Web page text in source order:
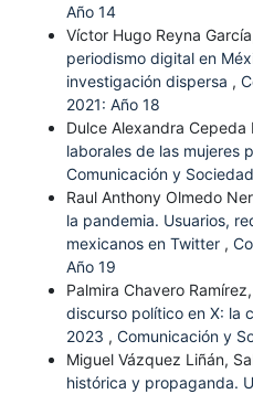
Año 14
Víctor Hugo Reyna
periodismo digital en
investigación dispersa ,
2021: Año 18
Dulce Alexandra Cepeda
laborales de las mujeres
Comunicación y
Raul Anthony Olmedo
la pandemia. Usuarios,
mexicanos en Twitter ,
Año 19
Palmira Chavero Ramírez,
discurso político en X: la
2023 , Comunicación y
Miguel Vázquez Liñán,
histórica y propaganda.